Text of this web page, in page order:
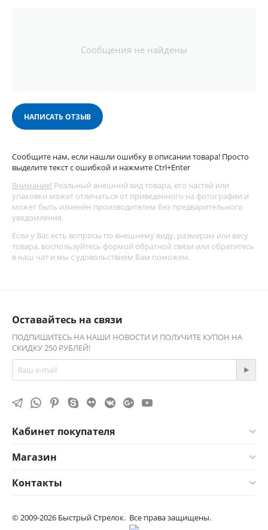
Сообщения не найдены
НАПИСАТЬ ОТЗЫВ
Сообщите нам, если нашли ошибку в описании товара! Просто
выделите текст с ошибкой и нажмите Ctrl+Enter
Внимание! Реальный внешний вид товара, его частей или
упаковки может отличаться от приведенного на фотографии и
может быть изменён производителем без предварительного
уведомления.
Если у Вас есть вопросы по внешнему виду, размерам или весу
товара, воспользуйтесь формой обратной связи или обратитесь
в наш чат и мы с удовольствием Вам поможем.
Оставайтесь на связи
ПОДПИШИТЕСЬ НА НАШИ НОВОСТИ И ПОЛУЧИТЕ КУПОН НА
СКИДКУ 250 РУБЛЕЙ!
Кабинет покупателя
Магазин
Контакты
© 2009-2026 Быстрый Стрелок. Все права защищены.